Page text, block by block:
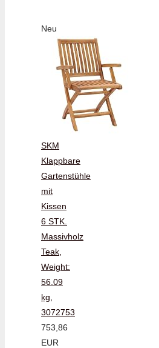
Neu
SKM
Klappbare
Gartenstühle
mit
Kissen
6 STK.
Massivholz
Teak,
Weight:
56.09
kg,
3072753
753,86
EUR